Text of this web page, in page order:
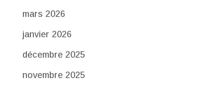
mars 2026
janvier 2026
décembre 2025
novembre 2025